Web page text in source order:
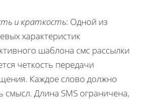
и краткость: Одной из
характеристик
шаблона смс рассылки
четкость передачи
Каждое слово должно
смысл. Длина SMS ограничена,